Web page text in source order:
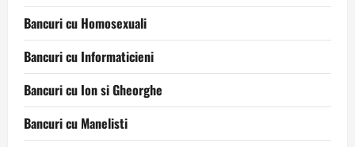
Bancuri cu Homosexuali
Bancuri cu Informaticieni
Bancuri cu Ion si Gheorghe
Bancuri cu Manelisti